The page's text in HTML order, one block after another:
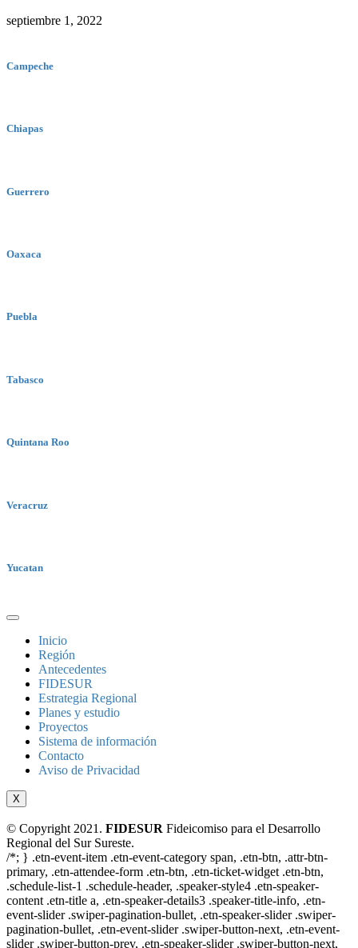
septiembre 1, 2022
Campeche
Chiapas
Guerrero
Oaxaca
Puebla
Tabasco
Quintana Roo
Veracruz
Yucatan
Inicio
Región
Antecedentes
FIDESUR
Estrategia Regional
Planes y estudio
Proyectos
Sistema de información
Contacto
Aviso de Privacidad
X
© Copyright 2021. FIDESUR Fideicomiso para el Desarrollo
Regional del Sur Sureste.
/*; } .etn-event-item .etn-event-category span, .etn-btn, .attr-btn-
primary, .etn-attendee-form .etn-btn, .etn-ticket-widget .etn-btn,
.schedule-list-1 .schedule-header, .speaker-style4 .etn-speaker-
content .etn-title a, .etn-speaker-details3 .speaker-title-info, .etn-
event-slider .swiper-pagination-bullet, .etn-speaker-slider .swiper-
pagination-bullet, .etn-event-slider .swiper-button-next, .etn-event-
slider .swiper-button-prev, .etn-speaker-slider .swiper-button-next,